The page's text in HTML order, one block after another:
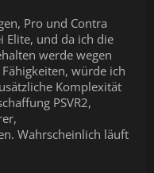
Pro und Contra
Elite, und da ich die
werde wegen
würde ich
Komplexität
PSVR2,
Wahrscheinlich läuft